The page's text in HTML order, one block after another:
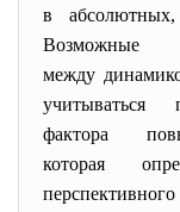
в
между
фактора
которая